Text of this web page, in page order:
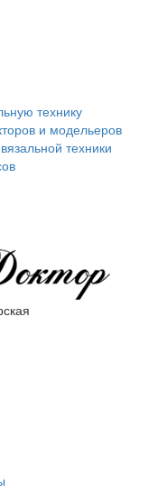
технику
и модельеров
техники